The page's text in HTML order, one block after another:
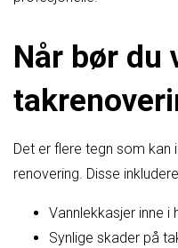
Når bør du
Det er flere tegn som kan
renovering. Disse
Vannlekkasjer inne i
Synlige skader på